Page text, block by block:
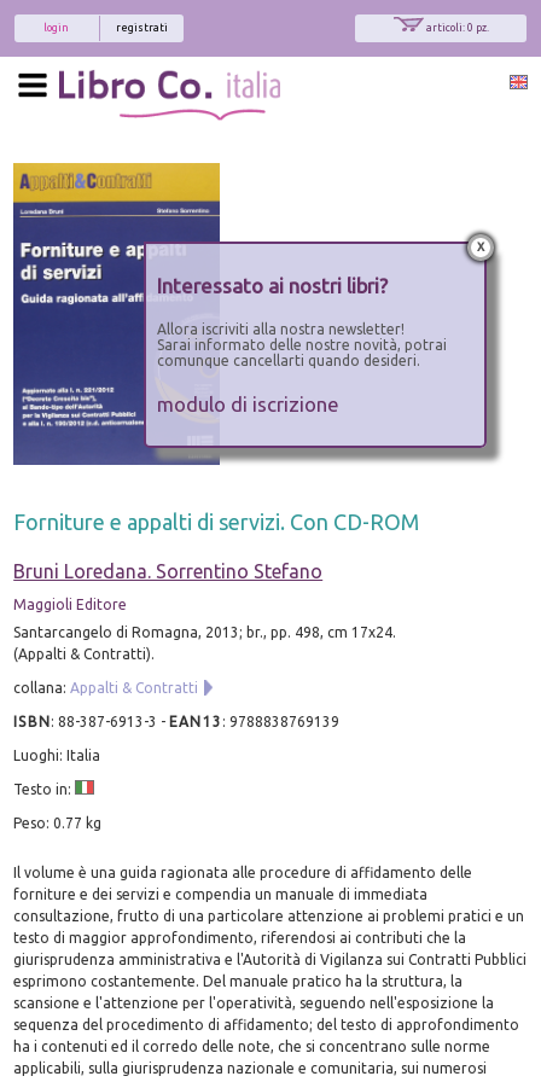
articoli: 0 pz.
registrati
login
Forniture e appalti di servizi. Con CD-ROM
Bruni Loredana. Sorrentino Stefano
Maggioli Editore
Santarcangelo di Romagna, 2013; br., pp. 498, cm 17x24.
(Appalti & Contratti).
collana:Appalti & Contratti
ISBN:88-387-6913-3 - EAN13 :9788838769139
Luoghi: Italia
Testo in:
Peso: 0.77 kg
Il volume è una guida ragionata alle procedure di affidamento delle
forniture e dei servizi e compendia un manuale di immediata
consultazione, frutto di una particolare attenzione ai problemi pratici e un
testo di maggior approfondimento, riferendosi ai contributi che la
giurisprudenza amministrativa e l'Autorità di Vigilanza sui Contratti Pubblici
esprimono costantemente. Del manuale pratico ha la struttura, la
scansione e l'attenzione per l'operatività, seguendo nell'esposizione la
sequenza del procedimento di affidamento; del testo di approfondimento
ha i contenuti ed il corredo delle note, che si concentrano sulle norme
applicabili, sulla giurisprudenza nazionale e comunitaria, sui numerosi
x
Interessato ai nostri libri?
Allora iscriviti alla nostra newsletter!
Sarai informato delle nostre novità, potrai
comunque cancellarti quando desideri.
modulo di iscrizione